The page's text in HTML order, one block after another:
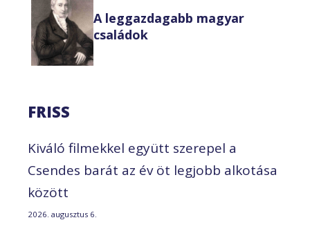
A leggazdagabb magyar
családok
FRISS
Kiváló filmekkel együtt szerepel a
Csendes barát az év öt legjobb alkotása
között
2026. augusztus 6.